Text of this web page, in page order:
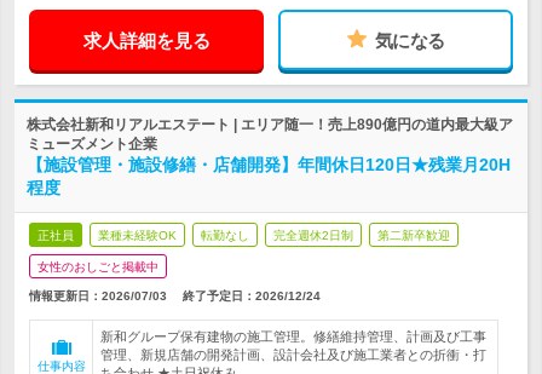
求人詳細を見る 気になる
株式会社新和リアルエステート | エリア随一！売上890億円の道内最大級ア
ミューズメント企業
【施設管理・施設修繕・店舗開発】年間休日120日★残業月20H
程度
正社員 業種未経験OK 転勤なし 完全週休2日制 第二新卒歓迎
女性のおしごと掲載中
情報更新日：2026/07/03 終了予定日： 2026/12/24
仕事内容
新和グループ保有建物の施工管理。修繕維持管理、計画及び工事
管理、新規店舗の開発計画、設計会社及び施工業者との折衝・打